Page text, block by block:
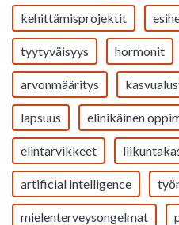
kehittämisprojektit
tyytyväisyys hormonit
arvonmääritys
lapsuus elinikäinen
elintarvikkeet
artificial intelligence
mielenterveysongelmat